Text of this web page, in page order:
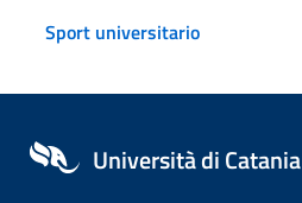
Sport universitario
Università di Catania